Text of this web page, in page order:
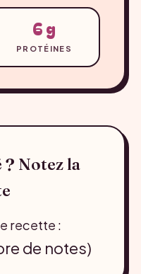
6 g
PROTÉINES
? Notez la
recette :
de notes)